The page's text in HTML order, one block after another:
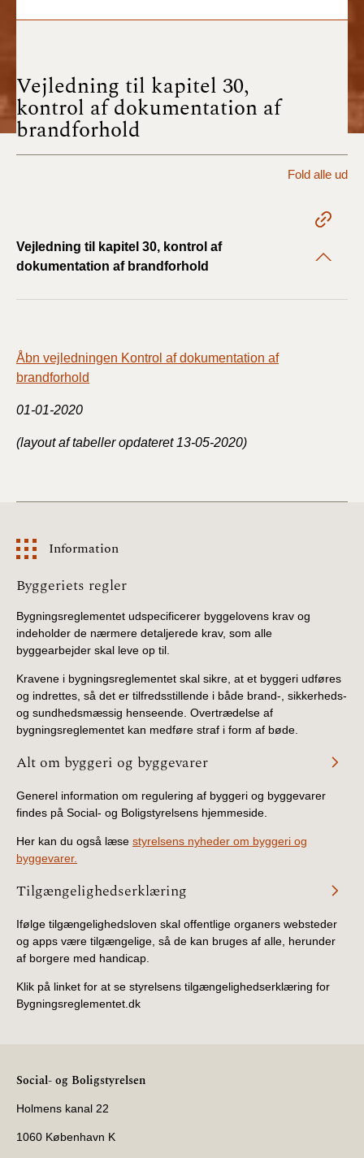
2022)
2022)
BR18 (1/1 - 30/6
2022)
2021)
2020)
2020)
BR18 (4/7-31/12
2018)
BR18 (1/1-30/6
2018)
BR15 (2015-2018)
Tidligere BR (1961-
2010)
Vejledning til kapitel 30,
kontrol af dokumentation af
brandforhold
Fold alle ud
Vejledning til kapitel 30, kontrol af
dokumentation af brandforhold
Åbn vejledningen Kontrol af dokumentation af
brandforhold
01-01-2020
(layout af tabeller opdateret 13-05-2020)
Information
Information
Byggeriets regler
Bygningsreglementet udspecificerer byggelovens krav og
indeholder de nærmere detaljerede krav, som alle
byggearbejder skal leve op til.
Kravene i bygningsreglementet skal sikre, at et byggeri udføres
og indrettes, så det er tilfredsstillende i både brand-, sikkerheds-
og sundhedsmæssig henseende. Overtrædelse af
bygningsreglementet kan medføre straf i form af bøde.
Alt om byggeri og byggevarer
Generel information om regulering af byggeri og byggevarer
findes på Social- og Boligstyrelsens hjemmeside.
Her kan du også læse styrelsens nyheder om byggeri og
byggevarer.
Tilgængelighedserklæring
Ifølge tilgængelighedsloven skal offentlige organers websteder
og apps være tilgængelige, så de kan bruges af alle, herunder
af borgere med handicap.
Klik på linket for at se styrelsens tilgængelighedserklæring for
Bygningsreglementet.dk
Social- og Boligstyrelsen
Holmens kanal 22
1060 København K